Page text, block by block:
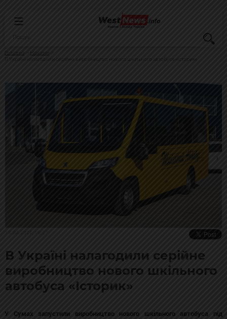
Головна
Новини
В Україні налагодили серійне виробництво нового шкільного автобуса «Історик»
В Україні налагодили серійне
виробництво нового шкільного
автобуса «Історик»
У Сумах запустили виробництво нового шкільного автобуса під